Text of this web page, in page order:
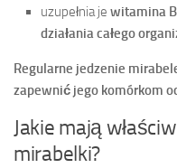
uzupełnia je witamina
działania całego
Regularne jedzenie
zapewnić jego komórkom
Jakie mają
mirabelki?